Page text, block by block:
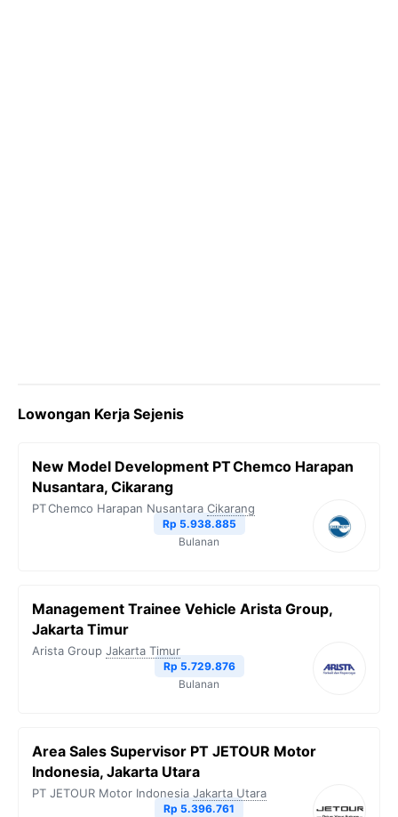
Lowongan Kerja Sejenis
New Model Development PT Chemco Harapan
Nusantara, Cikarang
PT Chemco Harapan Nusantara Cikarang
Rp 5.938.885
Bulanan
Management Trainee Vehicle Arista Group,
Jakarta Timur
Arista Group Jakarta Timur
Rp 5.729.876
Bulanan
Area Sales Supervisor PT JETOUR Motor
Indonesia, Jakarta Utara
PT JETOUR Motor Indonesia Jakarta Utara
Rp 5.396.761